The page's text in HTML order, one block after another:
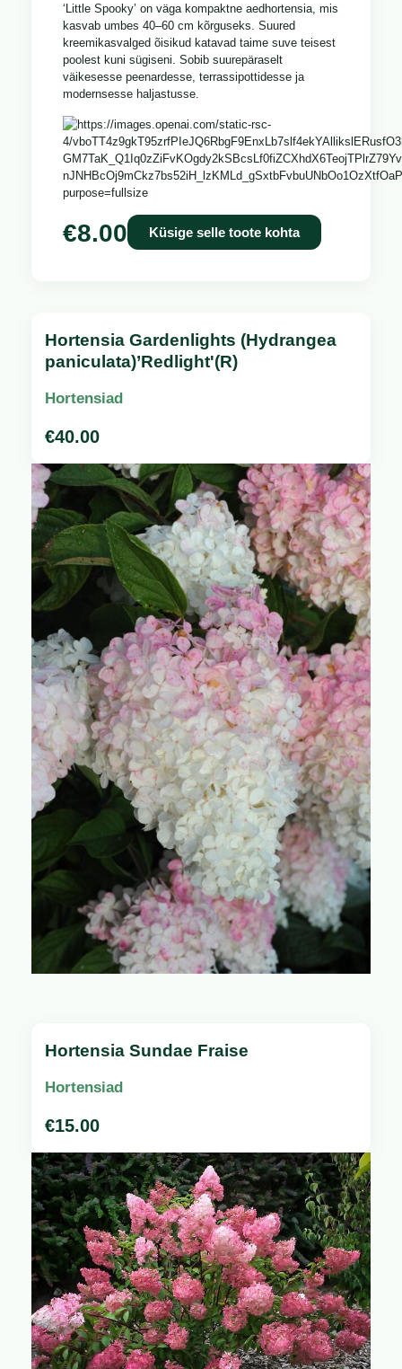
‘Little Spooky’ on väga kompaktne aedhortensia, mis
kasvab umbes 40–60 cm kõrguseks. Suured
kreemikasvalged õisikud katavad taime suve teisest
poolest kuni sügiseni. Sobib suurepäraselt
väikesesse peenardesse, terrassipottidesse ja
modernsesse haljastusse.
€8.00 Küsige selle toote kohta
Hortensia Gardenlights (Hydrangea
paniculata)’Redlight'(R)
Hortensiad
€40.00
Hortensia Sundae Fraise
Hortensiad
€15.00